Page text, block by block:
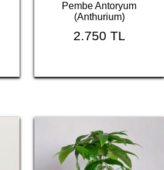
Pembe Antoryum
(Anthurium)
2.750 TL